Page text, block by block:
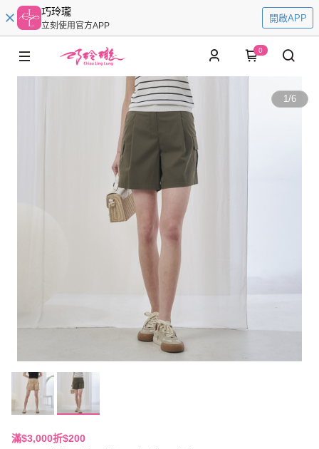
巧玲瓏
立刻使用官方APP
開啟APP
0
1/6
滿$3,000折$200